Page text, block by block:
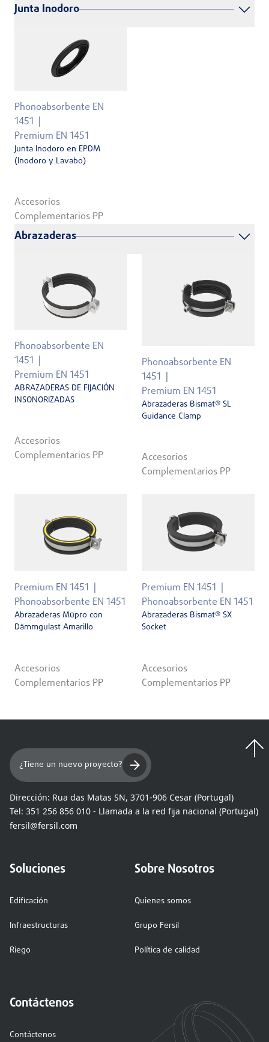
Junta Inodoro
Phonoabsorbente EN
1451
Premium EN 1451
Junta Inodoro en EPDM
(Inodoro y Lavabo)
Accesorios
Complementarios PP
Abrazaderas
Phonoabsorbente EN
1451
Premium EN 1451
ABRAZADERAS DE FIJACIÓN
INSONORIZADAS
Accesorios
Complementarios PP
Phonoabsorbente EN
1451
Premium EN 1451
Abrazaderas Bismat® SL
Guidance Clamp
Accesorios
Complementarios PP
Premium EN 1451
Phonoabsorbente EN 1451
Abrazaderas Müpro con
Dämmgulast Amarillo
Accesorios
Complementarios PP
Premium EN 1451
Phonoabsorbente EN 1451
Abrazaderas Bismat® SX
Socket
Accesorios
Complementarios PP
¿Tiene un nuevo proyecto?
Dirección: Rua das Matas SN, 3701-906 Cesar (Portugal)
Tel: 351 256 856 010 - Llamada a la red fija nacional (Portugal)
fersil@fersil.com
Soluciones
Edificación
Infraestructuras
Riego
Sobre Nosotros
Quienes somos
Grupo Fersil
Política de calidad
Contáctenos
Contáctenos